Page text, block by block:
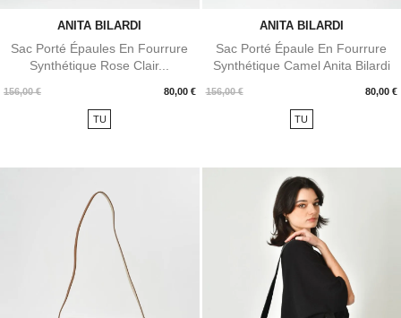
ANITA BILARDI
Sac Porté Épaules En Fourrure
Synthétique Rose Clair...
156,00 € 80,00 €
Prix
TU
ANITA BILARDI
Sac Porté Épaule En Fourrure
Synthétique Camel Anita Bilardi
156,00 € 80,00 €
Prix
TU